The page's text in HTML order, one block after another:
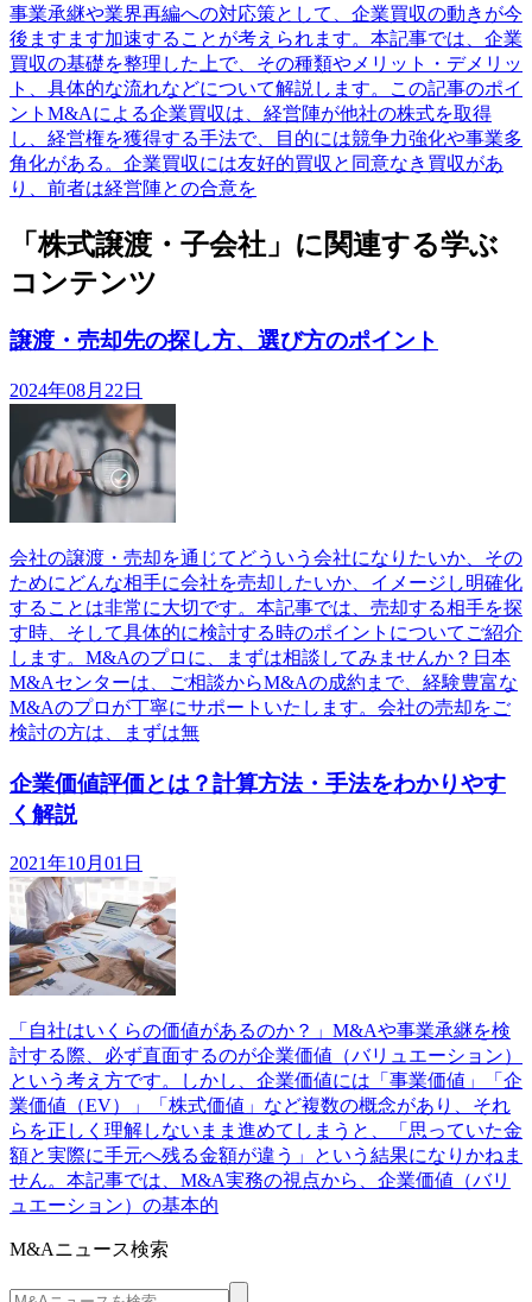
事業承継や業界再編への対応策として、企業買収の動きが今
後ますます加速することが考えられます。本記事では、企業
買収の基礎を整理した上で、その種類やメリット・デメリッ
ト、具体的な流れなどについて解説します。この記事のポイ
ントM&Aによる企業買収は、経営陣が他社の株式を取得
し、経営権を獲得する手法で、目的には競争力強化や事業多
角化がある。企業買収には友好的買収と同意なき買収があ
り、前者は経営陣との合意を
「株式譲渡・子会社」に関連する学ぶ
コンテンツ
譲渡・売却先の探し方、選び方のポイント
2024年08月22日
会社の譲渡・売却を通じてどういう会社になりたいか、その
ためにどんな相手に会社を売却したいか、イメージし明確化
することは非常に大切です。本記事では、売却する相手を探
す時、そして具体的に検討する時のポイントについてご紹介
します。M&Aのプロに、まずは相談してみませんか？日本
M&Aセンターは、ご相談からM&Aの成約まで、経験豊富な
M&Aのプロが丁寧にサポートいたします。会社の売却をご
検討の方は、まずは無
企業価値評価とは？計算方法・手法をわかりやす
く解説
2021年10月01日
「自社はいくらの価値があるのか？」M&Aや事業承継を検
討する際、必ず直面するのが企業価値（バリュエーション）
という考え方です。しかし、企業価値には「事業価値」「企
業価値（EV）」「株式価値」など複数の概念があり、それ
らを正しく理解しないまま進めてしまうと、「思っていた金
額と実際に手元へ残る金額が違う」という結果になりかねま
せん。本記事では、M&A実務の視点から、企業価値（バリ
ュエーション）の基本的
M&Aニュース検索